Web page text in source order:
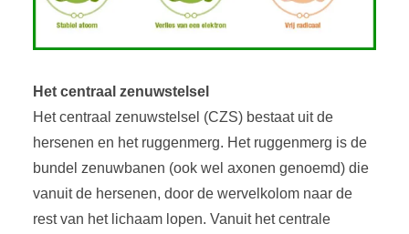
Het centraal zenuwstelsel
Het centraal zenuwstelsel (CZS) bestaat uit de
hersenen en het ruggenmerg. Het ruggenmerg is de
bundel zenuwbanen (ook wel axonen genoemd) die
vanuit de hersenen, door de wervelkolom naar de
rest van het lichaam lopen. Vanuit het centrale